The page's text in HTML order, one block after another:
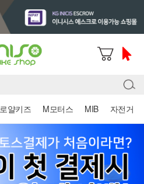
로얄키즈 M모터스 MIB 자전거